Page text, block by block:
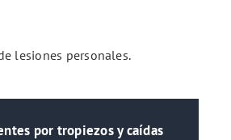
lesiones personales.
por tropiezos y caídas